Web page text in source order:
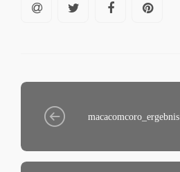
macacomcoro_ergebnis